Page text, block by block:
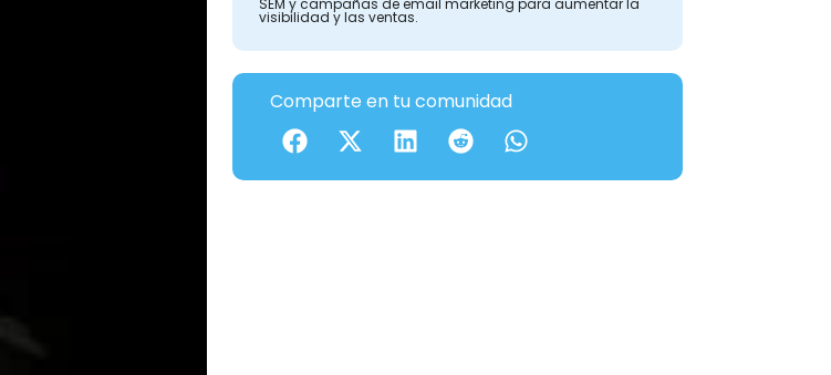
SEM y campañas de email marketing para aumentar la
visibilidad y las ventas.
Comparte en tu comunidad